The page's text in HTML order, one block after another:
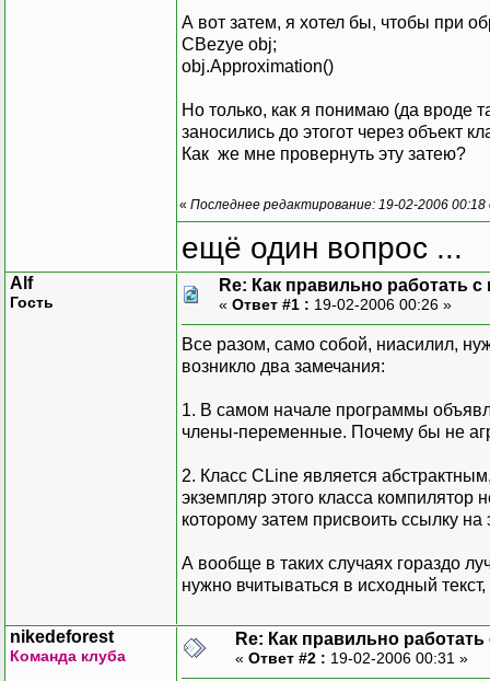
PInfo-
}
bool
{
char s[5];
itoa(NumPoints,s,10);
return true;
}
bool
{
return true;
}
obj_line-
break;
case WM_PAINT:
hdc =
//
break;
delete
break;
default:
А вот затем, я хотел бы, чтобы при
CBezye obj;
obj.Approximation()
Но только, как я понимаю (да вроде
заносились до этогот через объект
Как же мне провернуть эту затею?
« Последнее редактирование: 19-02-2006
ещё один вопрос ...
Alf
Гость
Re: Как правильно работать с
« Ответ #1 : 19-02-2006 00:26 »
Все разом, само собой, ниасилил,
возникло два замечания:
1. В самом начале программы
члены-переменные. Почему бы не
2. Класс CLine является
экземпляр этого класса компилятор
которому затем присвоить ссылку
А вообще в таких случаях гораздо
нужно вчитываться в исходный
nikedeforest
Команда клуба
Re: Как правильно
« Ответ #2 : 19-02-2006 00:31 »